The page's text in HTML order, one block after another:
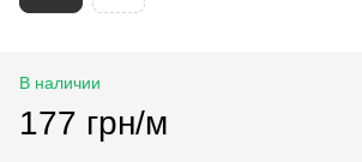
В наличии
177 грн/м